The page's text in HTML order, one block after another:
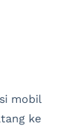
mobil
ke